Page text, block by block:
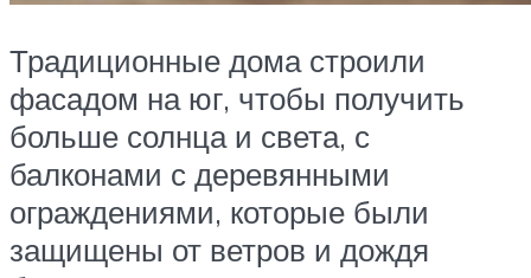
Традиционные дома строили
фасадом на юг, чтобы получить
больше солнца и света, с
балконами с деревянными
ограждениями, которые были
защищены от ветров и дождя